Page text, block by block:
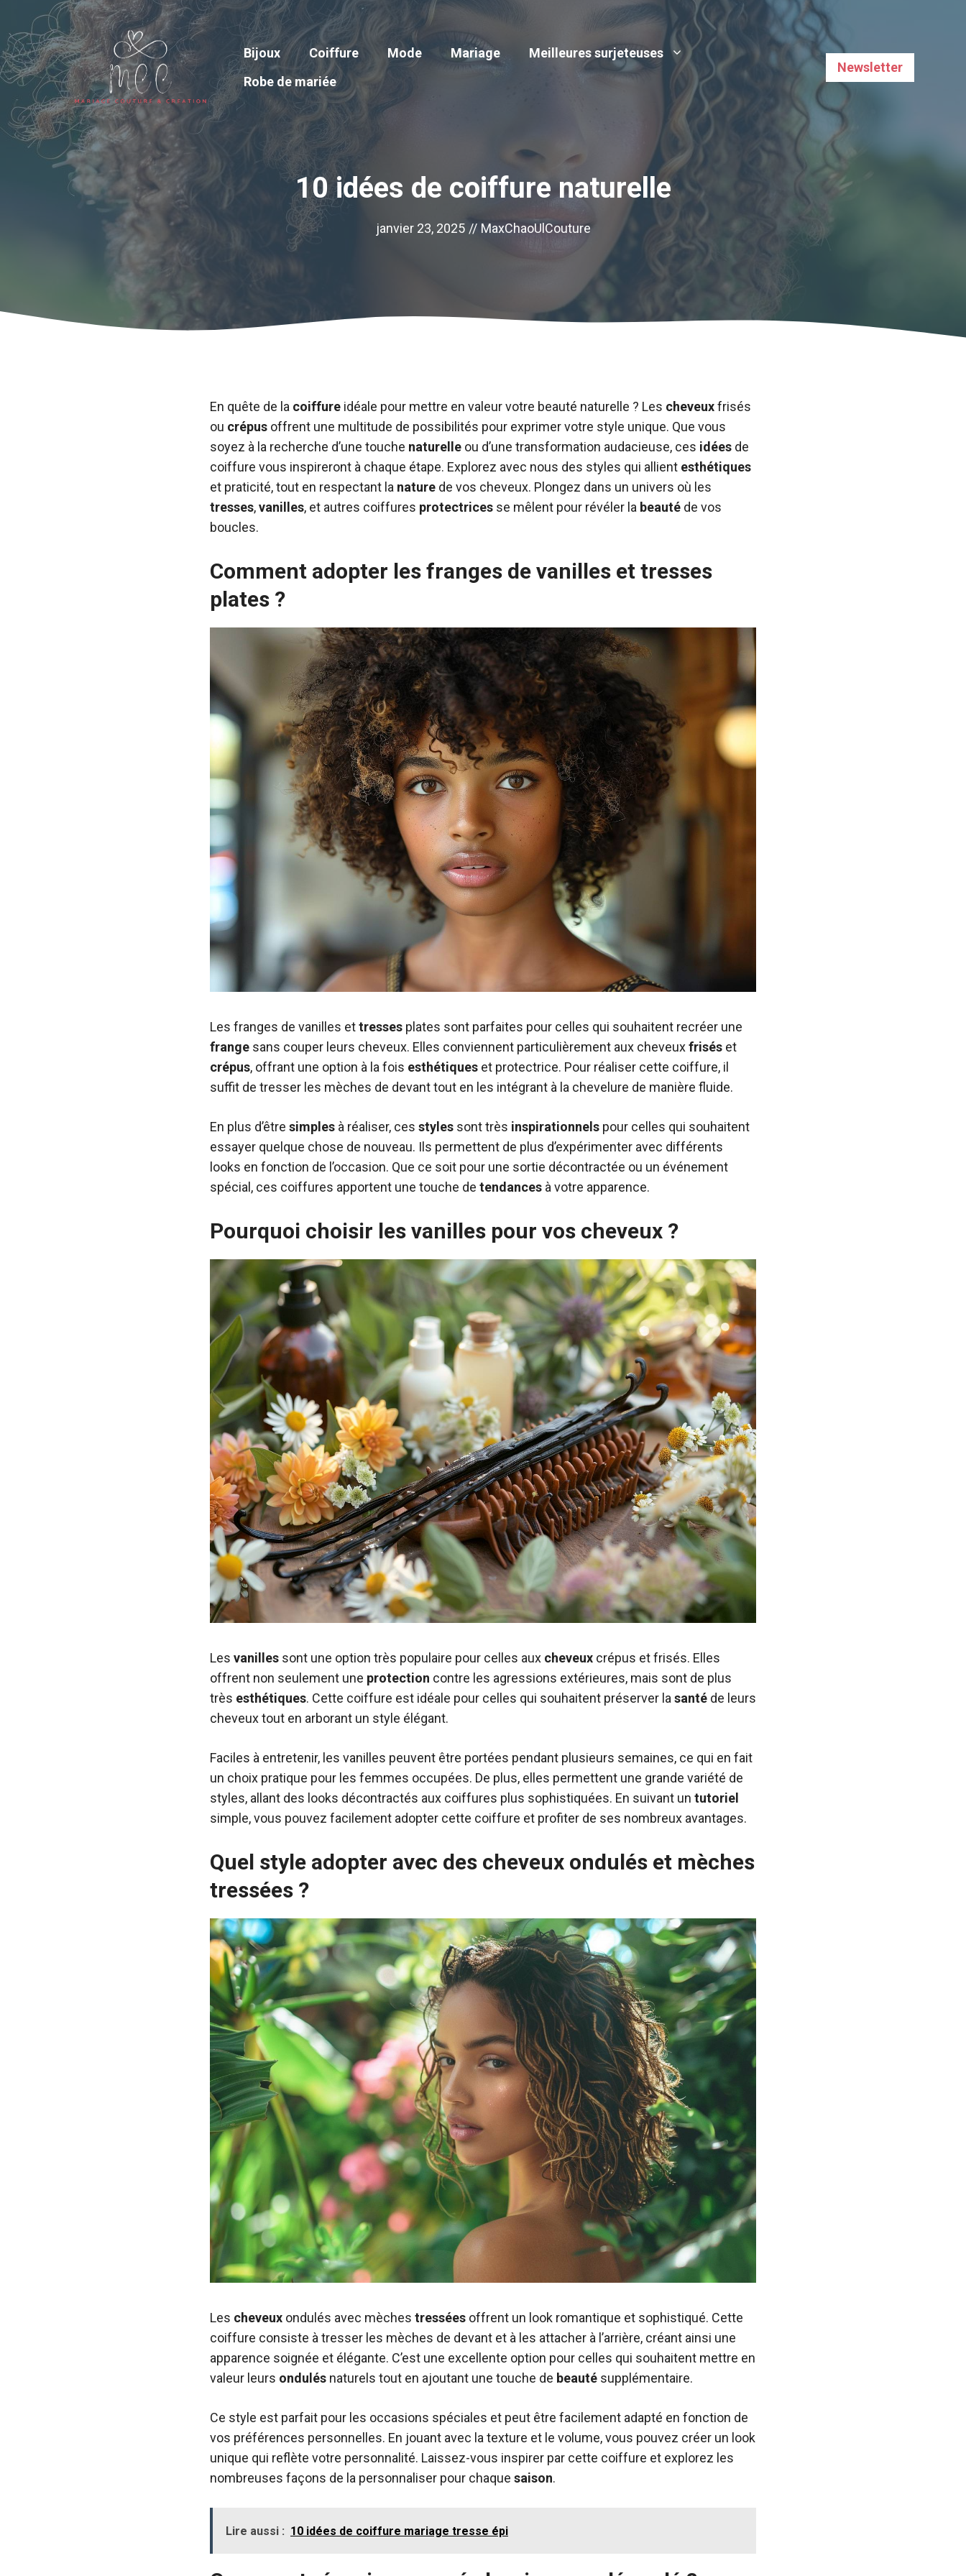
contenu
Bijoux Coiffure Mode Mariage
Meilleures surjeteuses
Robe de mariée
Newsletter
10 idées de coiffure naturelle
janvier 23, 2025 // MaxChaoUlCouture
En quête de la coiffure idéale pour mettre en valeur votre beauté naturelle ? Les cheveuxfrisés
ou crépus offrent une multitude de possibilités pour exprimer votre style unique. Que vous
soyez à la recherche d’une touche naturelle ou d’une transformation audacieuse, ces idées de
coiffure vous inspireront à chaque étape. Explorez avec nous des styles qui allient esthétiques
et praticité, tout en respectant la nature de vos cheveux. Plongez dans un univers où les
tresses,vanilles, et autres coiffures protectrices se mêlent pour révéler la beauté de vos
boucles.
Comment adopter les franges de vanilles et tresses
plates ?
Les franges de vanilles ettresses plates sont parfaites pour celles qui souhaitent recréer une
frange sans couper leurs cheveux. Elles conviennent particulièrement aux cheveuxfrisés et
crépus, offrant une option à la fois esthétiques et protectrice. Pour réaliser cette coiffure, il
suffit de tresser les mèches de devant tout en les intégrant à la chevelure de manière fluide.
En plus d’être simples à réaliser, ces styles sont très inspirationnels pour celles qui souhaitent
essayer quelque chose de nouveau. Ils permettent de plus d’expérimenter avec différents
looks en fonction de l’occasion. Que ce soit pour une sortie décontractée ou un événement
spécial, ces coiffures apportent une touche de tendances à votre apparence.
Pourquoi choisir les vanilles pour vos cheveux ?
Les vanilles sont une option très populaire pour celles aux cheveux crépus et frisés. Elles
offrent non seulement une protection contre les agressions extérieures, mais sont de plus
très esthétiques. Cette coiffure est idéale pour celles qui souhaitent préserver lasanté de leurs
cheveux tout en arborant un style élégant.
Faciles à entretenir, les vanilles peuvent être portées pendant plusieurs semaines, ce qui en fait
un choix pratique pour les femmes occupées. De plus, elles permettent une grande variété de
styles, allant des looks décontractés aux coiffures plus sophistiquées. En suivant un tutoriel
simple, vous pouvez facilement adopter cette coiffure et profiter de ses nombreux avantages.
Quel style adopter avec des cheveux ondulés et mèches
tressées ?
Les cheveux ondulés avec mèches tressées offrent un look romantique et sophistiqué. Cette
coiffure consiste à tresser les mèches de devant et à les attacher à l’arrière, créant ainsi une
apparence soignée et élégante. C’est une excellente option pour celles qui souhaitent mettre en
valeur leurs ondulés naturels tout en ajoutant une touche de beauté supplémentaire.
Ce style est parfait pour les occasions spéciales et peut être facilement adapté en fonction de
vos préférences personnelles. En jouant avec la texture et le volume, vous pouvez créer un look
unique qui reflète votre personnalité. Laissez-vous inspirer par cette coiffure et explorez les
nombreuses façons de la personnaliser pour chaque saison.
Lire aussi : 10 idées de coiffure mariage tresse épi